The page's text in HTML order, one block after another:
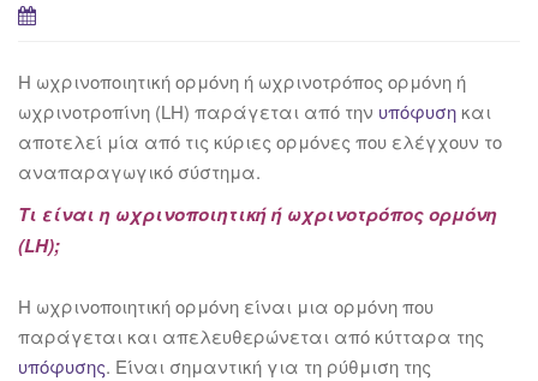
Η ωχρινοποιητική ορμόνη ή ωχρινοτρόπος ορμόνη ή
ωχρινοτροπίνη (LH) παράγεται από την υπόφυση και
αποτελεί μία από τις κύριες ορμόνες που ελέγχουν το
αναπαραγωγικό σύστημα.
Τι είναι η ωχρινοποιητική ή ωχρινοτρόπος ορμόνη
(LH);
H ωχρινοποιητική ορμόνη είναι μια ορμόνη που
παράγεται και απελευθερώνεται από κύτταρα της
υπόφυσης. Είναι σημαντική για τη ρύθμιση της